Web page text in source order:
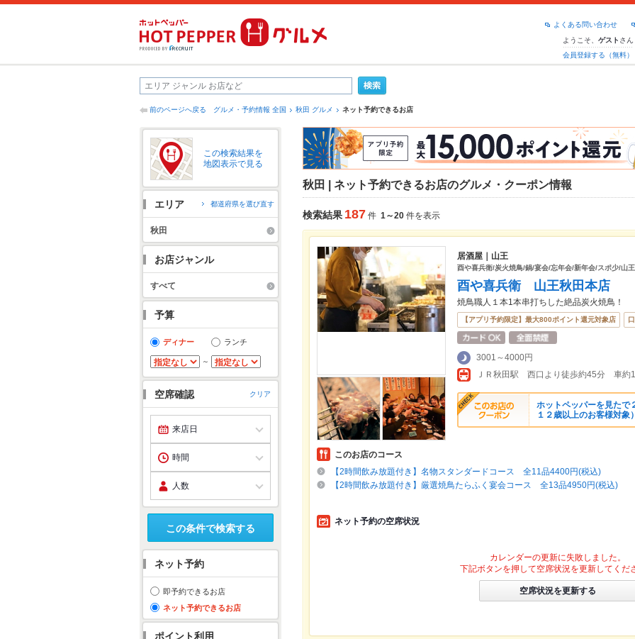
よくある問い合わせ
ようこそ、 ゲスト さん
会員登録する（無料）
前のページへ戻る グルメ・予約情報 全国 秋田 グルメ ネット予約できるお店
この検索結果を
地図表示で見る
エリア 都道府県を選び直す
秋田
お店ジャンル
すべて
予算
ディナー ランチ
～
空席確認 クリア
この条件で検索する
ネット予約
即予約できるお店
ネット予約できるお店
ポイント利用
秋田 | ネット予約できるお店のグルメ・クーポン情報
検索結果 187 件 1～20 件を表示
居酒屋｜山王
酉や喜兵衛/炭火焼鳥/鍋/宴会/忘年会/新年会/スポ少/山
酉や喜兵衛 山王秋田本店
焼鳥職人１本1本串打ちした絶品炭火焼鳥！
【アプリ予約限定】最大800ポイント還元対象店
3001～4000円
ホットペッパーを見た
１２歳以上のお客様対象
このお店のコース
【2時間飲み放題付き】名物スタンダードコース 全11品4400円(税込)
【2時間飲み放題付き】厳選焼鳥たらふく宴会コース 全13品4950円(税込)
ネット予約の空席状況
カレンダーの更新に失敗しました。
下記ボタンを押して空席状況を更新してくだ
空席状況を更新する